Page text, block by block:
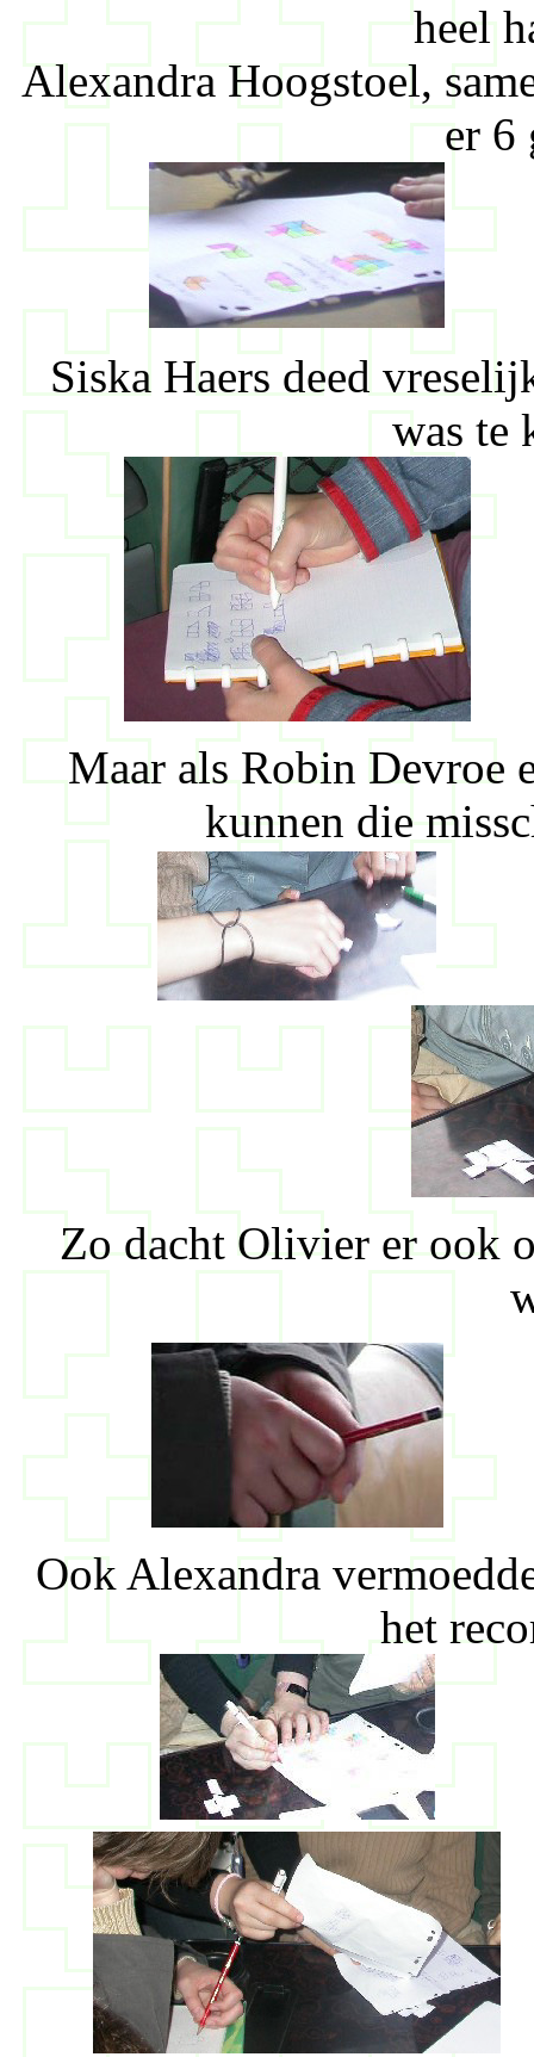
heel
Alexandra Hoogstoel,
er 6
Siska Haers deed
was te
Maar als Robin Devroe
kunnen die
Zo dacht Olivier er ook
Ook Alexandra
het